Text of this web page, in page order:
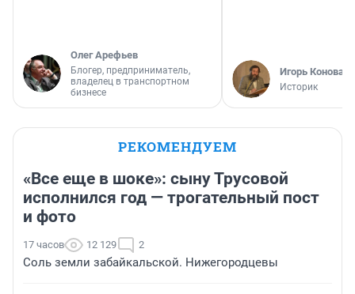
Олег Арефьев
Блогер, предприниматель,
владелец в транспортном
бизнесе
Игорь
Историк
РЕКОМЕНДУЕМ
«Все еще в шоке»: сыну Трусовой
исполнился год — трогательный пост
и фото
17 часов 12 129 2
Соль земли забайкальской. Нижегородцевы